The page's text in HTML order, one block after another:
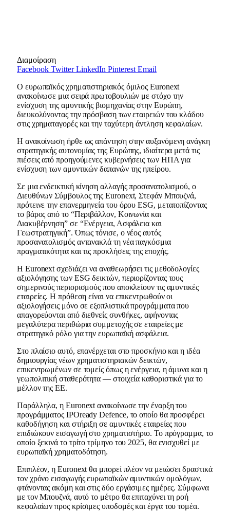
Διαμοίραση
Facebook Twitter LinkedIn Pinterest Email
Ο ευρωπαϊκός χρηματιστηριακός όμιλος Euronext
ανακοίνωσε μια σειρά πρωτοβουλιών με στόχο την
ενίσχυση της αμυντικής βιομηχανίας στην Ευρώπη,
διευκολύνοντας την πρόσβαση των εταιρειών του κλάδου
στις χρηματαγορές και την ταχύτερη άντληση κεφαλαίων.
Η ανακοίνωση ήρθε ως απάντηση στην αυξανόμενη ανάγκη
στρατηγικής αυτονομίας της Ευρώπης, ιδιαίτερα μετά τις
πιέσεις από προηγούμενες κυβερνήσεις των ΗΠΑ για
ενίσχυση των αμυντικών δαπανών της ηπείρου.
Σε μια ενδεικτική κίνηση αλλαγής προσανατολισμού, ο
Διευθύνων Σύμβουλος της Euronext, Στεφάν Μπουζνά,
πρότεινε την επανερμηνεία του όρου ESG, μετατοπίζοντας
το βάρος από το “Περιβάλλον, Κοινωνία και
Διακυβέρνηση” σε “Ενέργεια, Ασφάλεια και
Γεωστρατηγική”. Όπως τόνισε, ο νέος αυτός
προσανατολισμός αντανακλά τη νέα παγκόσμια
πραγματικότητα και τις προκλήσεις της εποχής.
Η Euronext σχεδιάζει να αναθεωρήσει τις μεθοδολογίες
αξιολόγησης των ESG δεικτών, περιορίζοντας τους
σημερινούς περιορισμούς που αποκλείουν τις αμυντικές
εταιρείες. Η πρόθεση είναι να επικεντρωθούν οι
αξιολογήσεις μόνο σε εξοπλιστικά προγράμματα που
απαγορεύονται από διεθνείς συνθήκες, αφήνοντας
μεγαλύτερα περιθώρια συμμετοχής σε εταιρείες με
στρατηγικό ρόλο για την ευρωπαϊκή ασφάλεια.
Στο πλαίσιο αυτό, επανέρχεται στο προσκήνιο και η ιδέα
δημιουργίας νέων χρηματιστηριακών δεικτών,
επικεντρωμένων σε τομείς όπως η ενέργεια, η άμυνα και η
γεωπολιτική σταθερότητα — στοιχεία καθοριστικά για το
μέλλον της ΕΕ.
Παράλληλα, η Euronext ανακοίνωσε την έναρξη του
προγράμματος IPOready Defence, το οποίο θα προσφέρει
καθοδήγηση και στήριξη σε αμυντικές εταιρείες που
επιδιώκουν εισαγωγή στο χρηματιστήριο. Το πρόγραμμα, το
οποίο ξεκινά το τρίτο τρίμηνο του 2025, θα ενισχυθεί με
ευρωπαϊκή χρηματοδότηση.
Επιπλέον, η Euronext θα μπορεί πλέον να μειώσει δραστικά
τον χρόνο εισαγωγής ευρωπαϊκών αμυντικών ομολόγων,
φτάνοντας ακόμη και στις δύο εργάσιμες ημέρες. Σύμφωνα
με τον Μπουζνά, αυτό το μέτρο θα επιταχύνει τη ροή
κεφαλαίων προς κρίσιμες υποδομές και έργα του τομέα.